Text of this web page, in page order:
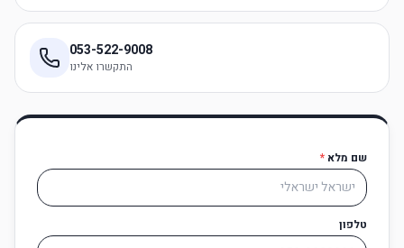
053-522-9008
התקשרו אלינו
שם מלא *
טלפון